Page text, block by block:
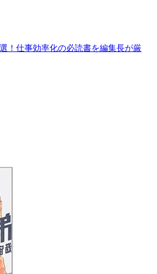
！仕事効率化の必読書を編集長が厳